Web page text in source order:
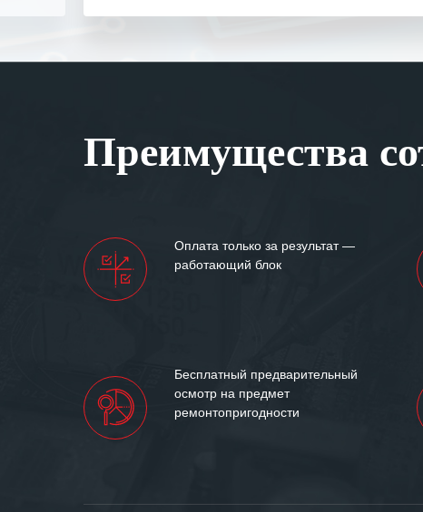
Мы высоко ценим
«555» долгих лет
Преимущества
Оплата только за результат —
работающий блок
Бесплатный предварительный
осмотр на предмет
ремонтопригодности